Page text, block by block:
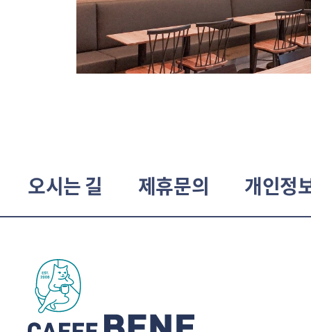
오시는 길 제휴문의 개인정